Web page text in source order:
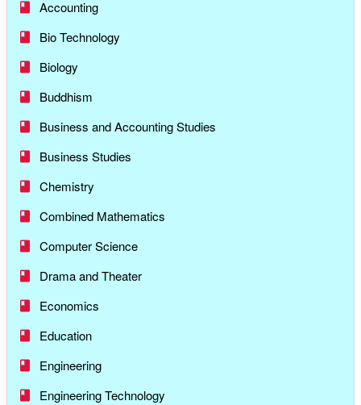
Accounting
Bio Technology
Biology
Buddhism
Business and Accounting Studies
Business Studies
Chemistry
Combined Mathematics
Computer Science
Drama and Theater
Economics
Education
Engineering
Engineering Technology